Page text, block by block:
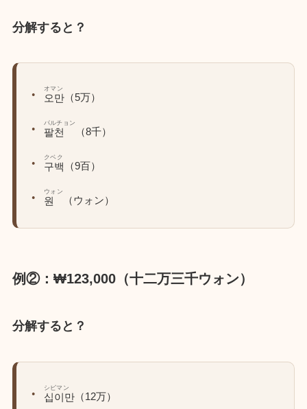
分解すると？
오만
オマン
（5万）
팔천
パルチョン
（8千）
구백
クベク
（9百）
원
ウォン
（ウォン）
例②：₩123,000（十二万三千ウォン）
分解すると？
십이만
シビマン
（12万）